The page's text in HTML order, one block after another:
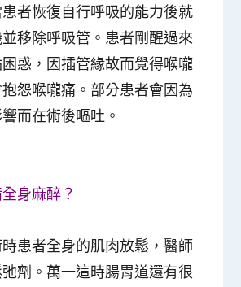
者恢復自行呼吸的能力後就
移除呼吸管。患者剛醒過來
惑，因插管緣故而覺得喉嚨
怨喉嚨痛。部分患者會因為
而在術後嘔吐。
身麻醉？
患者全身的肌肉放鬆，醫師
劑。萬一這時腸胃道還有很